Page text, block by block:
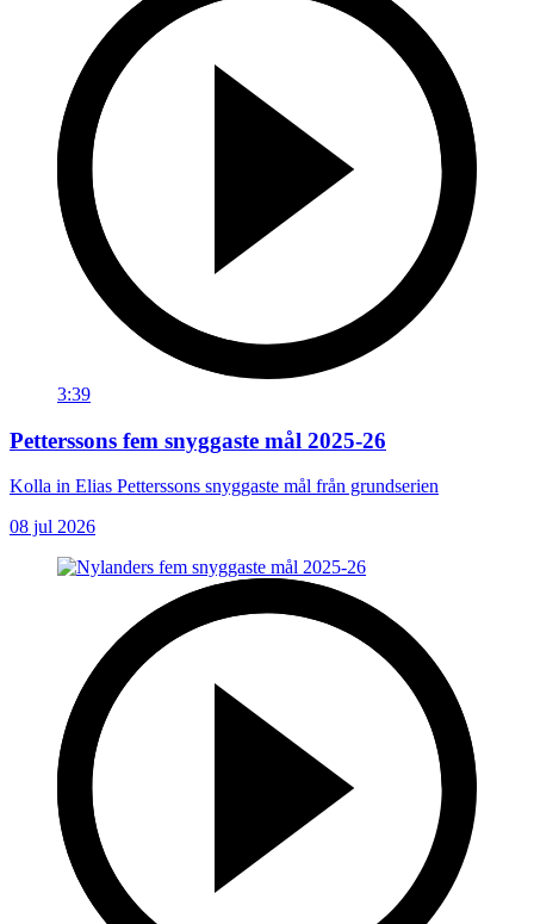
3:39
Petterssons fem snyggaste mål 2025-26
Kolla in Elias Petterssons snyggaste mål från grundserien
08 jul 2026